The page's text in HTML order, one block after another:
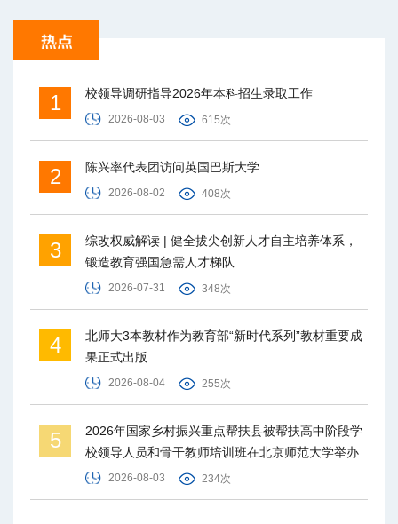
1 校领导调研指导2026年本科招生录取工作
2026-08-03 615次
2 陈兴率代表团访问英国巴斯大学
2026-08-02 408次
3
综改权威解读 | 健全拔尖创新人才自主培养体系，
锻造教育强国急需人才梯队
2026-07-31 348次
4
北师大3本教材作为教育部“新时代系列”教材重要成
果正式出版
2026-08-04 255次
5
2026年国家乡村振兴重点帮扶县被帮扶高中阶段学
校领导人员和骨干教师培训班在北京师范大学举办
2026-08-03 234次